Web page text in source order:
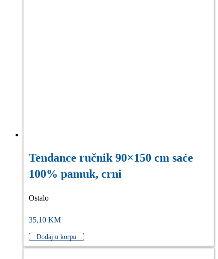
Tendance ručnik 90×150 cm saće
100% pamuk, crni
Ostalo
35,10 KM
Dodaj u korpu